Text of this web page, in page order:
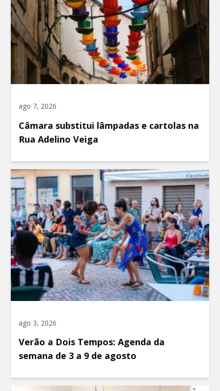
ago 7, 2026
Câmara substitui lâmpadas e cartolas na
Rua Adelino Veiga
ago 3, 2026
Verão a Dois Tempos: Agenda da
semana de 3 a 9 de agosto